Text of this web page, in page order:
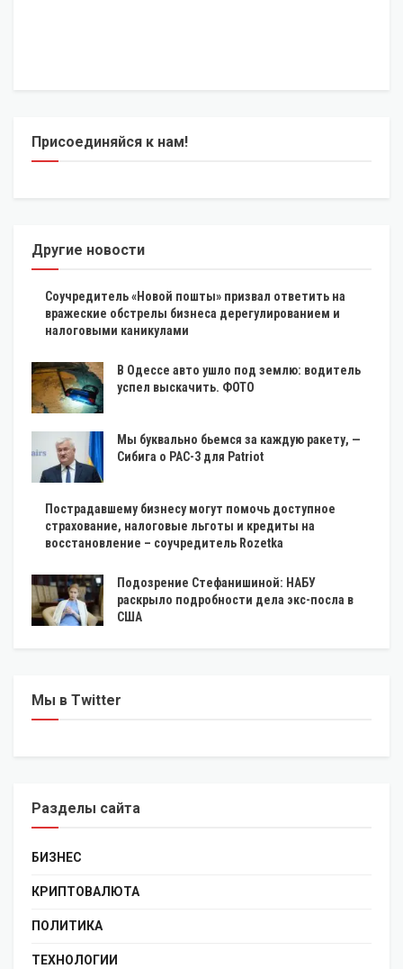
Присоединяйся к нам!
Другие новости
Соучредитель «Новой пошты» призвал ответить на
вражеские обстрелы бизнеса дерегулированием и
налоговыми каникулами
В Одессе авто ушло под землю: водитель
успел выскачить. ФОТО
Мы буквально бьемся за каждую ракету, —
Сибига о PAC-3 для Patriot
Пострадавшему бизнесу могут помочь доступное
страхование, налоговые льготы и кредиты на
восстановление – соучредитель Rozetka
Подозрение Стефанишиной: НАБУ
раскрыло подробности дела экс-посла в
США
Мы в Twitter
Разделы сайта
БИЗНЕС
КРИПТОВАЛЮТА
ПОЛИТИКА
ТЕХНОЛОГИИ